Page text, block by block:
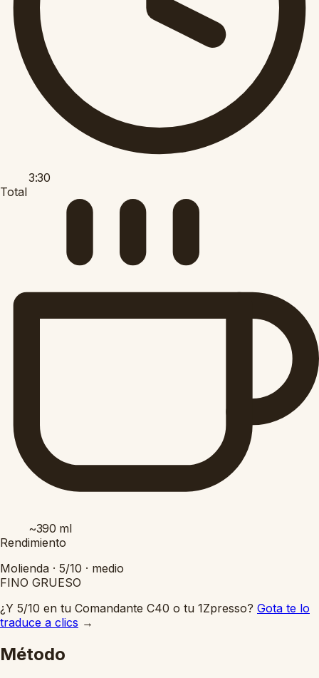
3:30
Total
~390 ml
Rendimiento
Molienda · 5/10 · medio
FINO GRUESO
¿Y 5/10 en tu Comandante C40 o tu 1Zpresso? Gota te lo
traduce a clics →
Método